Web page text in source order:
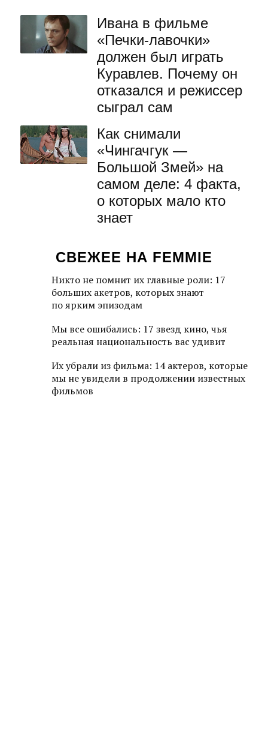
Ивана в фильме
«Печки-лавочки»
должен был играть
Куравлев. Почему он
отказался и режиссер
сыграл сам
Как снимали
«Чингачгук —
Большой Змей» на
самом деле: 4 факта,
о которых мало кто
знает
СВЕЖЕЕ НА FEMMIE
Никто не помнит их главные роли: 17
больших акетров, которых знают
по ярким эпизодам
Мы все ошибались: 17 звезд кино, чья
реальная национальность вас удивит
Их убрали из фильма: 14 актеров, которые
мы не увидели в продолжении известных
фильмов